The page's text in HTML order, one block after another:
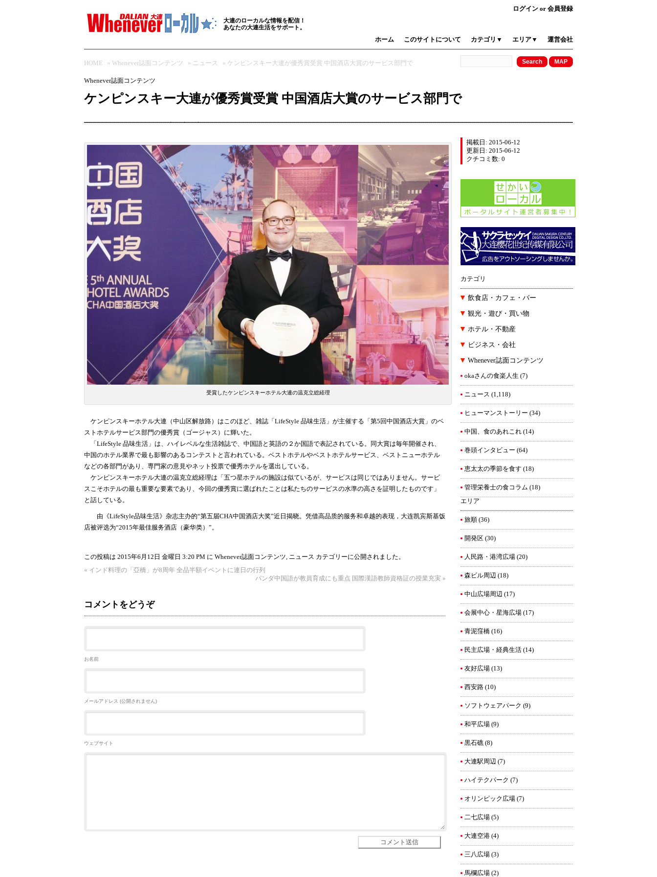
ログイン or 会員登録
大連のローカルな情報を配信！
あなたの大連生活をサポート。
ホーム
このサイトについて カテゴリ▼ エリア▼ 運営会社
HOME » Whenever誌面コンテンツ » ニュース » ケンピンスキー大連が優秀賞受賞 中国酒店大賞のサービス部門で
Whenever誌面コンテンツ
ケンピンスキー大連が優秀賞受賞 中国酒店大賞のサービス部門で
受賞したケンピンスキーホテル大連の温克立総経理
ケンピンスキーホテル大連（中山区解放路）はこのほど、雑誌「LifeStyle 品味生活」が主催する「第5回中国酒店大賞」のベ
ストホテルサービス部門の優秀賞（ゴージャス）に輝いた。
「LifeStyle 品味生活」は、ハイレベルな生活雑誌で、中国語と英語の２か国語で表記されている。同大賞は毎年開催され、
中国のホテル業界で最も影響のあるコンテストと言われている。ベストホテルやベストホテルサービス、ベストニューホテル
などの各部門があり、専門家の意見やネット投票で優秀ホテルを選出している。
ケンピンスキーホテル大連の温克立総経理は「五つ星ホテルの施設は似ているが、サービスは同じではありません。サービ
スこそホテルの最も重要な要素であり、今回の優秀賞に選ばれたことは私たちのサービスの水準の高さを証明したものです」
と話している。
由《LifeStyle品味生活》杂志主办的“第五届CHA中国酒店大奖”近日揭晓。凭借高品质的服务和卓越的表现，大连凯宾斯基饭
店被评选为“2015年最佳服务酒店（豪华类）”。
この投稿は 2015年6月12日 金曜日 3:20 PM に Whenever誌面コンテンツ, ニュース カテゴリーに公開されました。
« インド料理の「亞橋」が8周年 全品半額イベントに連日の行列
パンダ中国語が教員育成にも重点 国際漢語教師資格証の授業充実 »
コメントをどうぞ
お名前
メールアドレス (公開されません)
ウェブサイト
掲載日: 2015-06-12
更新日: 2015-06-12
クチコミ数: 0
カテゴリ
飲食店・カフェ・バー
観光・遊び・買い物
ホテル・不動産
ビジネス・会社
Whenever誌面コンテンツ
okaさんの食楽人生 (7)
ニュース (1,118)
ヒューマンストーリー (34)
中国、食のあれこれ (14)
巻頭インタビュー (64)
恵太太の季節を食す (18)
管理栄養士の食コラム (18)
エリア
旅順 (36)
開発区 (30)
人民路・港湾広場 (20)
森ビル周辺 (18)
中山広場周辺 (17)
会展中心・星海広場 (17)
青泥窪橋 (16)
民主広場・経典生活 (14)
友好広場 (13)
西安路 (10)
ソフトウェアパーク (9)
和平広場 (9)
黒石礁 (8)
大連駅周辺 (7)
ハイテクパーク (7)
オリンピック広場 (7)
二七広場 (5)
大連空港 (4)
三八広場 (3)
馬欄広場 (2)